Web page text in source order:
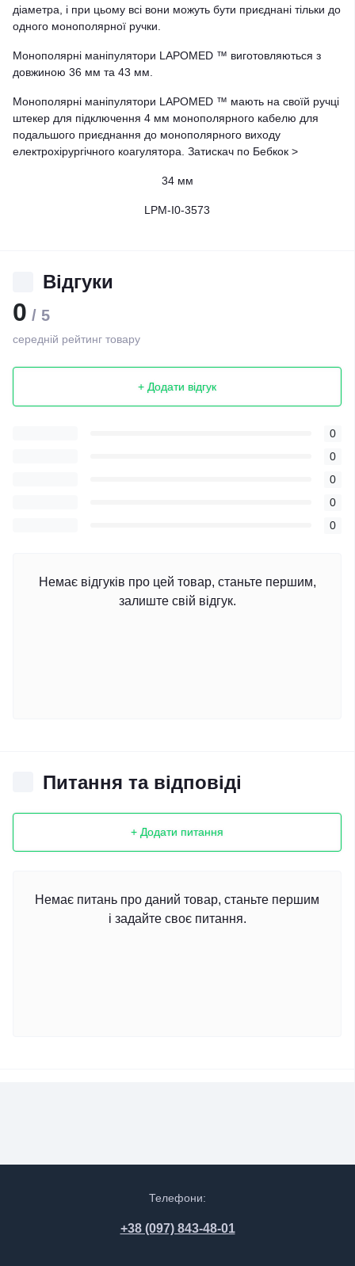
діаметра, і при цьому всі вони можуть бути приєднані тільки до
одного монополярної ручки.
Монополярні маніпулятори LAPOMED ™ виготовляються з
довжиною 36 мм та 43 мм.
Монополярні маніпулятори LAPOMED ™ мають на своїй ручці
штекер для підключення 4 мм монополярного кабелю для
подальшого приєднання до монополярного виходу
електрохірургічного коагулятора. Затискач по Бебкок >
34 мм
LPM-I0-3573
Відгуки
0 / 5
середній рейтинг товару
+ Додати відгук
0
0
0
0
0
Немає відгуків про цей товар, станьте першим,
залиште свій відгук.
Питання та відповіді
+ Додати питання
Немає питань про даний товар, станьте першим
і задайте своє питання.
Телефони:
+38 (097) 843-48-01